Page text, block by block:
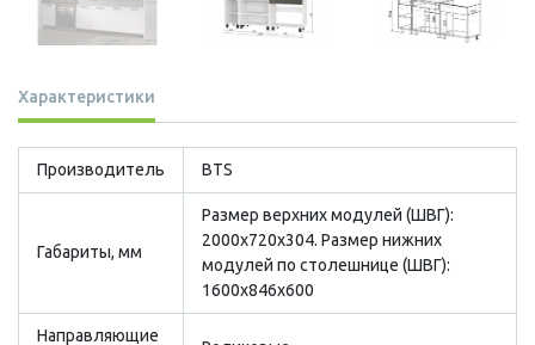
Характеристики
Производитель BTS
Габариты, мм
Размер верхних модулей (ШВГ):
2000х720х304. Размер нижних
модулей по столешнице (ШВГ):
1600х846х600
Направляющие